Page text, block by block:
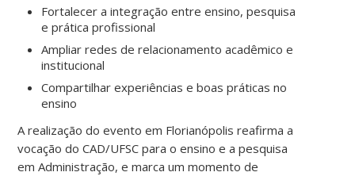
Fortalecer a integração entre ensino, pesquisa
e prática profissional
Ampliar redes de relacionamento acadêmico e
institucional
Compartilhar experiências e boas práticas no
ensino
A realização do evento em Florianópolis reafirma a
vocação do CAD/UFSC para o ensino e a pesquisa
em Administração, e marca um momento de